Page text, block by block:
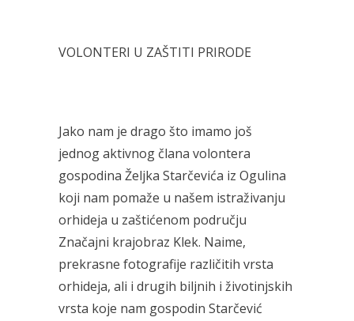
VOLONTERI U ZAŠTITI PRIRODE
Jako nam je drago što imamo još
jednog aktivnog člana volontera
gospodina Željka Starčevića iz Ogulina
koji nam pomaže u našem istraživanju
orhideja u zaštićenom području
Značajni krajobraz Klek. Naime,
prekrasne fotografije različitih vrsta
orhideja, ali i drugih biljnih i životinjskih
vrsta koje nam gospodin Starčević